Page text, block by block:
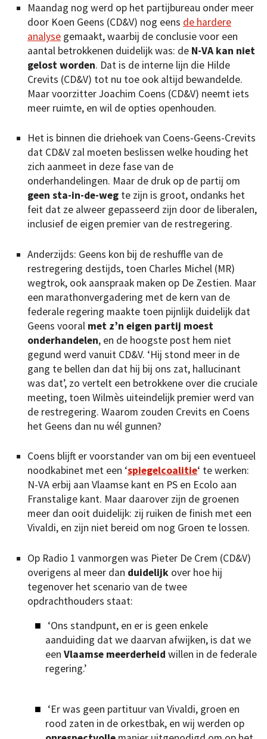
Maandag nog werd op het partijbureau onder meer
door Koen Geens (CD&V) nog eens de hardere
analyse gemaakt, waarbij de conclusie voor een
aantal betrokkenen duidelijk was: de N-VA kan niet
gelost worden. Dat is de interne lijn die Hilde
Crevits (CD&V) tot nu toe ook altijd bewandelde.
Maar voorzitter Joachim Coens (CD&V) neemt iets
meer ruimte, en wil de opties openhouden.
Het is binnen die driehoek van Coens-Geens-Crevits
dat CD&V zal moeten beslissen welke houding het
zich aanmeet in deze fase van de
onderhandelingen. Maar de druk op de partij om
geen sta-in-de-weg te zijn is groot, ondanks het
feit dat ze alweer gepasseerd zijn door de liberalen,
inclusief de eigen premier van de restregering.
Anderzijds: Geens kon bij de reshuffle van de
restregering destijds, toen Charles Michel (MR)
wegtrok, ook aanspraak maken op De Zestien. Maar
een marathonvergadering met de kern van de
federale regering maakte toen pijnlijk duidelijk dat
Geens vooral met z’n eigen partij moest
onderhandelen, en de hoogste post hem niet
gegund werd vanuit CD&V. ‘Hij stond meer in de
gang te bellen dan dat hij bij ons zat, hallucinant
was dat’, zo vertelt een betrokkene over die cruciale
meeting, toen Wilmès uiteindelijk premier werd van
de restregering. Waarom zouden Crevits en Coens
het Geens dan nu wél gunnen?
Coens blijft er voorstander van om bij een eventueel
noodkabinet met een ‘spiegelcoalitie‘ te werken:
N-VA erbij aan Vlaamse kant en PS en Ecolo aan
Franstalige kant. Maar daarover zijn de groenen
meer dan ooit duidelijk: zij ruiken de finish met een
Vivaldi, en zijn niet bereid om nog Groen te lossen.
Op Radio 1 vanmorgen was Pieter De Crem (CD&V)
overigens al meer dan duidelijk over hoe hij
tegenover het scenario van de twee
opdrachthouders staat:
‘Ons standpunt, en er is geen enkele
aanduiding dat we daarvan afwijken, is dat we
een Vlaamse meerderheid willen in de federale
regering.’
‘Er was geen partituur van Vivaldi, groen en
rood zaten in de orkestbak, en wij werden op